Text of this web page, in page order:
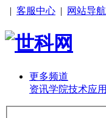
| 客服中心 | 网站导航
更多频道
资讯学院技术应用